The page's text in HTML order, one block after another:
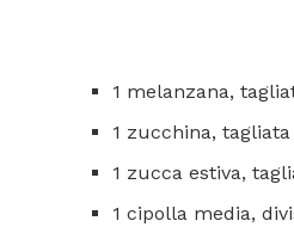
1 melanzana,
1 zucchina,
1 zucca estiva,
1 cipolla media,